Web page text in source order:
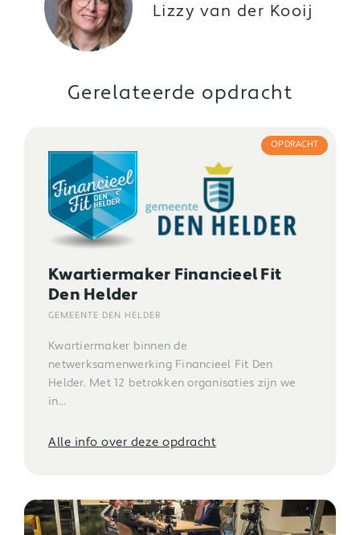
Lizzy van der Kooij
Gerelateerde opdracht
OPDRACHT
Kwartiermaker Financieel Fit
Den Helder
GEMEENTE DEN HELDER
Kwartiermaker binnen de
netwerksamenwerking Financieel Fit Den
Helder. Met 12 betrokken organisaties zijn we
in...
Alle info over deze opdracht